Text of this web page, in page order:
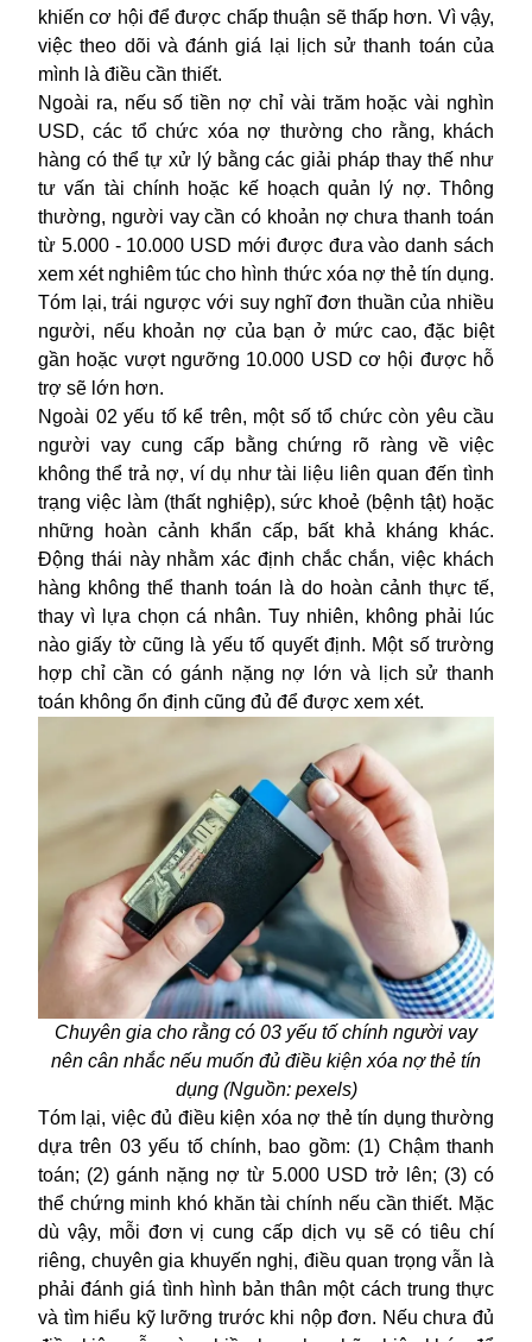
khiến cơ hội để được chấp thuận sẽ thấp hơn. Vì vậy,
việc theo dõi và đánh giá lại lịch sử thanh toán của
mình là điều cần thiết.
Ngoài ra, nếu số tiền nợ chỉ vài trăm hoặc vài nghìn
USD, các tổ chức xóa nợ thường cho rằng, khách
hàng có thể tự xử lý bằng các giải pháp thay thế như
tư vấn tài chính hoặc kế hoạch quản lý nợ. Thông
thường, người vay cần có khoản nợ chưa thanh toán
từ 5.000 - 10.000 USD mới được đưa vào danh sách
xem xét nghiêm túc cho hình thức xóa nợ thẻ tín dụng.
Tóm lại, trái ngược với suy nghĩ đơn thuần của nhiều
người, nếu khoản nợ của bạn ở mức cao, đặc biệt
gần hoặc vượt ngưỡng 10.000 USD cơ hội được hỗ
trợ sẽ lớn hơn.
Ngoài 02 yếu tố kể trên, một số tổ chức còn yêu cầu
người vay cung cấp bằng chứng rõ ràng về việc
không thể trả nợ, ví dụ như tài liệu liên quan đến tình
trạng việc làm (thất nghiệp), sức khoẻ (bệnh tật) hoặc
những hoàn cảnh khẩn cấp, bất khả kháng khác.
Động thái này nhằm xác định chắc chắn, việc khách
hàng không thể thanh toán là do hoàn cảnh thực tế,
thay vì lựa chọn cá nhân. Tuy nhiên, không phải lúc
nào giấy tờ cũng là yếu tố quyết định. Một số trường
hợp chỉ cần có gánh nặng nợ lớn và lịch sử thanh
toán không ổn định cũng đủ để được xem xét.
Chuyên gia cho rằng có 03 yếu tố chính người vay
nên cân nhắc nếu muốn đủ điều kiện xóa nợ thẻ tín
dụng (Nguồn: pexels)
Tóm lại, việc đủ điều kiện xóa nợ thẻ tín dụng thường
dựa trên 03 yếu tố chính, bao gồm: (1) Chậm thanh
toán; (2) gánh nặng nợ từ 5.000 USD trở lên; (3) có
thể chứng minh khó khăn tài chính nếu cần thiết. Mặc
dù vậy, mỗi đơn vị cung cấp dịch vụ sẽ có tiêu chí
riêng, chuyên gia khuyến nghị, điều quan trọng vẫn là
phải đánh giá tình hình bản thân một cách trung thực
và tìm hiểu kỹ lưỡng trước khi nộp đơn. Nếu chưa đủ